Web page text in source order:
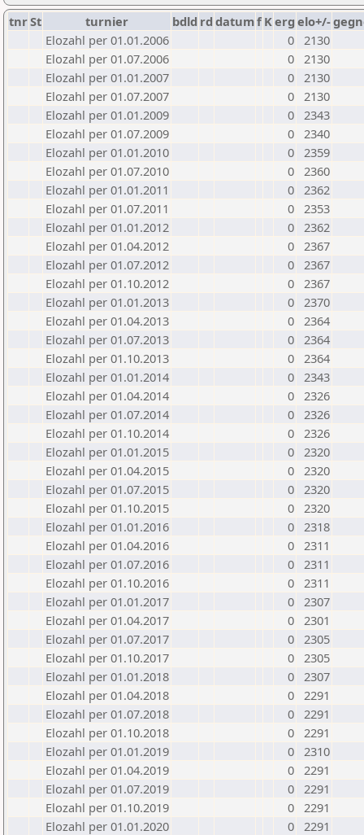
tnrSt turnier bdld rd datumf Kerg elo+/-
Elozahl per 01.01.2006
0 2130
Elozahl per 01.07.2006
0 2130
Elozahl per 01.01.2007
0 2130
Elozahl per 01.07.2007
0 2130
Elozahl per 01.01.2009
0 2343
Elozahl per 01.07.2009
0 2340
Elozahl per 01.01.2010
0 2359
Elozahl per 01.07.2010
0 2360
Elozahl per 01.01.2011
0 2362
Elozahl per 01.07.2011
0 2353
Elozahl per 01.01.2012
0 2362
Elozahl per 01.04.2012
0 2367
Elozahl per 01.07.2012
0 2367
Elozahl per 01.10.2012
0 2367
Elozahl per 01.01.2013
0 2370
Elozahl per 01.04.2013
0 2364
Elozahl per 01.07.2013
0 2364
Elozahl per 01.10.2013
0 2364
Elozahl per 01.01.2014
0 2343
Elozahl per 01.04.2014
0 2326
Elozahl per 01.07.2014
0 2326
Elozahl per 01.10.2014
0 2326
Elozahl per 01.01.2015
0 2320
Elozahl per 01.04.2015
0 2320
Elozahl per 01.07.2015
0 2320
Elozahl per 01.10.2015
0 2320
Elozahl per 01.01.2016
0 2318
Elozahl per 01.04.2016
0 2311
Elozahl per 01.07.2016
0 2311
Elozahl per 01.10.2016
0 2311
Elozahl per 01.01.2017
0 2307
Elozahl per 01.04.2017
0 2301
Elozahl per 01.07.2017
0 2305
Elozahl per 01.10.2017
0 2305
Elozahl per 01.01.2018
0 2307
Elozahl per 01.04.2018
0 2291
Elozahl per 01.07.2018
0 2291
Elozahl per 01.10.2018
0 2291
Elozahl per 01.01.2019
0 2310
Elozahl per 01.04.2019
0 2291
Elozahl per 01.07.2019
0 2291
Elozahl per 01.10.2019
0 2291
Elozahl per 01.01.2020
0 2291